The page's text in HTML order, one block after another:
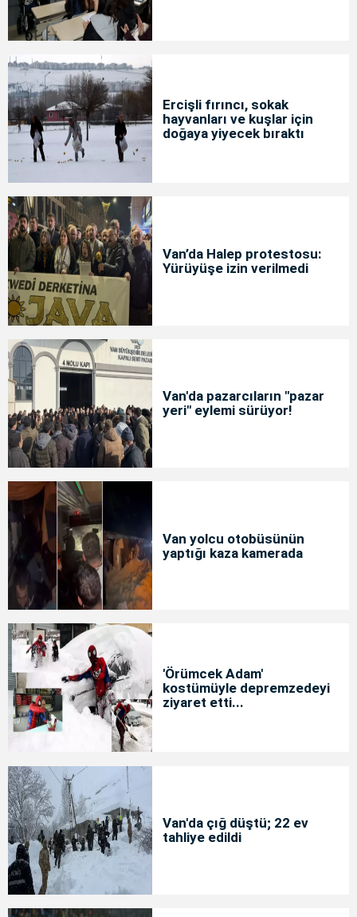
Ercişli fırıncı, sokak
hayvanları ve kuşlar için
doğaya yiyecek bıraktı
Van’da Halep protestosu:
Yürüyüşe izin verilmedi
Van'da pazarcıların "pazar
yeri" eylemi sürüyor!
Van yolcu otobüsünün
yaptığı kaza kamerada
'Örümcek Adam'
kostümüyle depremzedeyi
ziyaret etti...
Van'da çığ düştü; 22 ev
tahliye edildi